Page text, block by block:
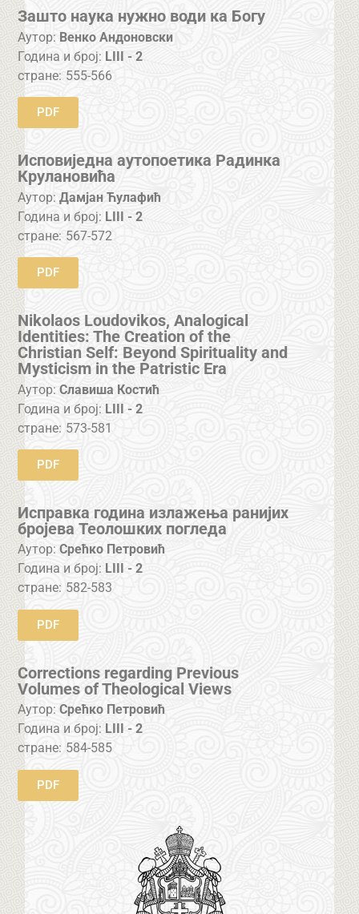
Зашто наука нужно води ка Богу
Аутор: Венко Андоновски
Година и број: LIII - 2
стране: 555-566
PDF
Исповиједна аутопоетика Радинка
Крулановића
Аутор: Дамјан Ћулафић
Година и број: LIII - 2
стране: 567-572
PDF
Nikolaos Loudovikos, Analogical
Identities: The Creation of the
Christian Self: Beyond Spirituality and
Mysticism in the Patristic Era
Аутор: Славиша Костић
Година и број: LIII - 2
стране: 573-581
PDF
Исправка година излажења ранијих
бројева Теолошких погледа
Аутор: Срећко Петровић
Година и број: LIII - 2
стране: 582-583
PDF
Corrections regarding Previous
Volumes of Theological Views
Аутор: Срећко Петровић
Година и број: LIII - 2
стране: 584-585
PDF